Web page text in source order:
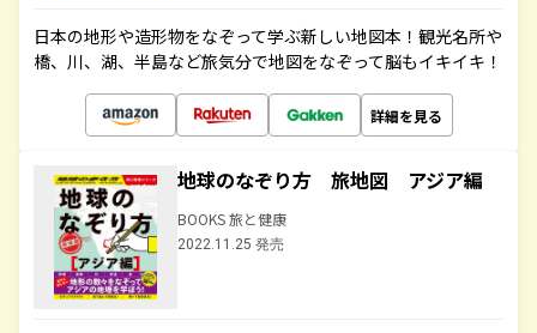
日本の地形や造形物をなぞって学ぶ新しい地図本！観光名所や
橋、川、湖、半島など旅気分で地図をなぞって脳もイキイキ！
詳細を見る
地球のなぞり方 旅地図 アジア編
BOOKS 旅と健康
2022.11.25 発売